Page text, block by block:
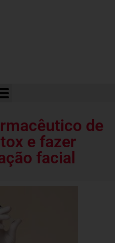
de
e fazer
facial